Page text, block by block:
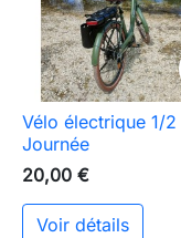
Vélo électrique 1/2
Journée
20,00 €
Voir détails